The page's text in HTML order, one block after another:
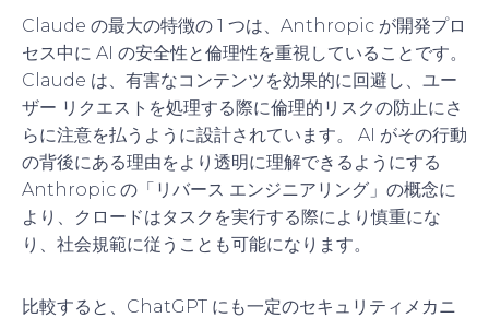
Claude の最大の特徴の 1 つは、Anthropic が開発プロ
セス中に AI の安全性と倫理性を重視していることです。
Claude は、有害なコンテンツを効果的に回避し、ユー
ザー リクエストを処理する際に倫理的リスクの防止にさ
らに注意を払うように設計されています。 AI がその行動
の背後にある理由をより透明に理解できるようにする
Anthropic の「リバース エンジニアリング」の概念に
より、クロードはタスクを実行する際により慎重にな
り、社会規範に従うことも可能になります。
比較すると、ChatGPT にも一定のセキュリティメカニ